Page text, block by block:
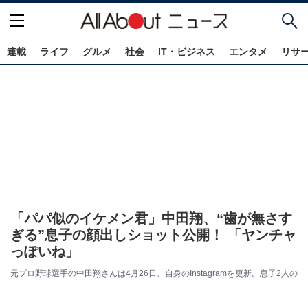
連載 ライフ グルメ 社会 IT・ビジネス エンタメ リサ
「パパ似のイケメン君」中田翔、“歯が無さす
ぎる”息子の顔出しショット公開！ 「ヤンチャ
っぽいね」
元プロ野球選手の中田翔さんは4月26日、自身のInstagramを更新。息子2人の